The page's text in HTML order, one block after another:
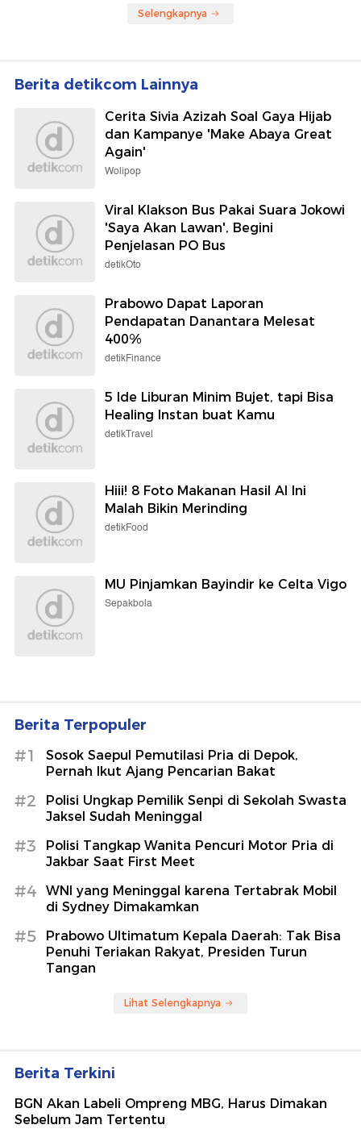
Selengkapnya
Berita detikcom Lainnya
Cerita Sivia Azizah Soal Gaya Hijab
dan Kampanye 'Make Abaya Great
Again'
Wolipop
Viral Klakson Bus Pakai Suara Jokowi
'Saya Akan Lawan', Begini
Penjelasan PO Bus
detikOto
Prabowo Dapat Laporan
Pendapatan Danantara Melesat
400%
detikFinance
5 Ide Liburan Minim Bujet, tapi Bisa
Healing Instan buat Kamu
detikTravel
Hiii! 8 Foto Makanan Hasil AI Ini
Malah Bikin Merinding
detikFood
MU Pinjamkan Bayindir ke Celta Vigo
Sepakbola
Berita Terpopuler
#1
Sosok Saepul Pemutilasi Pria di Depok,
Pernah Ikut Ajang Pencarian Bakat
#2
Polisi Ungkap Pemilik Senpi di Sekolah Swasta
Jaksel Sudah Meninggal
#3
Polisi Tangkap Wanita Pencuri Motor Pria di
Jakbar Saat First Meet
#4
WNI yang Meninggal karena Tertabrak Mobil
di Sydney Dimakamkan
#5
Prabowo Ultimatum Kepala Daerah: Tak Bisa
Penuhi Teriakan Rakyat, Presiden Turun
Tangan
Lihat Selengkapnya
Berita Terkini
BGN Akan Labeli Ompreng MBG, Harus Dimakan
Sebelum Jam Tertentu